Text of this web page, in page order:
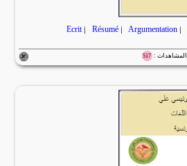
Ecrit| Résumé | Argumentation |
517